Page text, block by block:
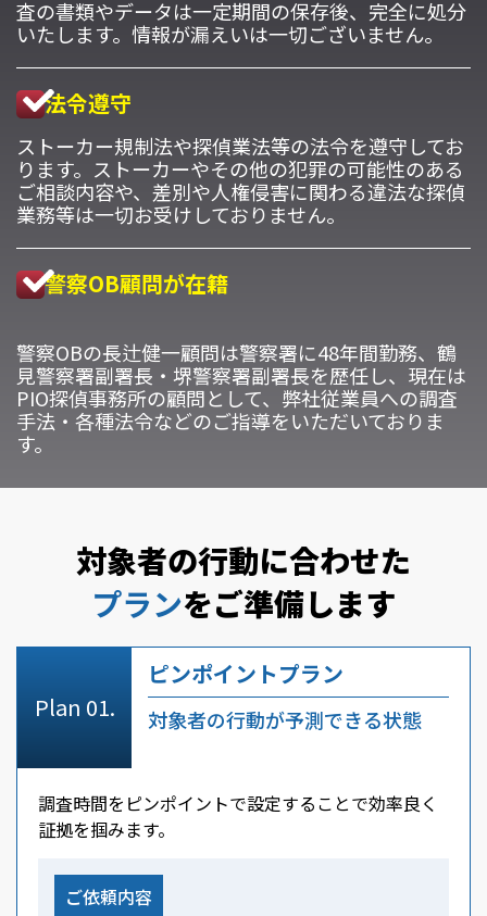
査の書類やデータは一定期間の保存後、完全に処分
いたします。情報が漏えいは一切ございません。
法令遵守
ストーカー規制法や探偵業法等の法令を遵守してお
ります。ストーカーやその他の犯罪の可能性のある
ご相談内容や、差別や人権侵害に関わる違法な探偵
業務等は一切お受けしておりません。
警察OB顧問が在籍
警察OBの長辻健一顧問は警察署に48年間勤務、鶴
見警察署副署長・堺警察署副署長を歴任し、現在は
PIO探偵事務所の顧問として、弊社従業員への調査
手法・各種法令などのご指導をいただいておりま
す。
対象者の行動に合わせた
プランをご準備します
ピンポイントプラン
対象者の行動が予測できる状態
調査時間をピンポイントで設定することで効率良く
証拠を掴みます。
ご依頼内容